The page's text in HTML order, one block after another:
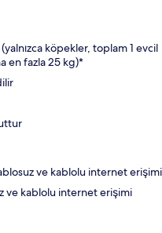
köpekler, toplam 1 evcil
en fazla 25 kg)*
ve kablolu internet erişimi
ve kablolu internet erişimi